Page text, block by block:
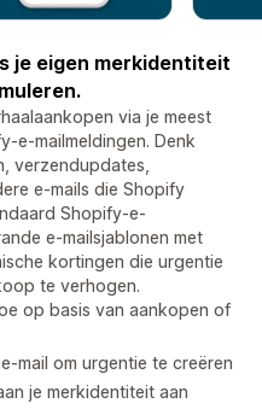
je eigen merkidentiteit
via je meest
e-mailmeldingen. Denk
verzendupdates,
e-mails die Shopify
Shopify-e-
e-mailsjablonen met
kortingen die urgentie
te verhogen.
op basis van aankopen of
mail om urgentie te creëren
je merkidentiteit aan